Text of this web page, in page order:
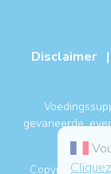
Disclaimer |
gevarieerde,
Copyright